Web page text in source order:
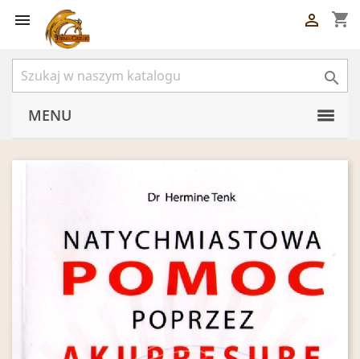
 shopping_cart


MENU